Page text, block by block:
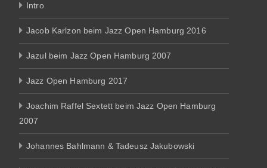
Intro
Jacob Karlzon beim Jazz Open Hamburg 2016
Jazul beim Jazz Open Hamburg 2007
Jazz Open Hamburg 2017
Joachim Raffel Sextett beim Jazz Open Hamburg
2007
Johannes Bahlmann & Tadeusz Jakubowski